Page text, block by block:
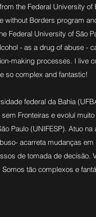
the Federal University of
without Borders program
Federal University of São
- as a drug of abuse -
making processes. I live
so complex and fantastic!
federal da Bahia
Fronteiras e evoluí
Paulo (UNIFESP). Atuo na
acarreta mudanças em
de tomada de decisão.
tão complexos e